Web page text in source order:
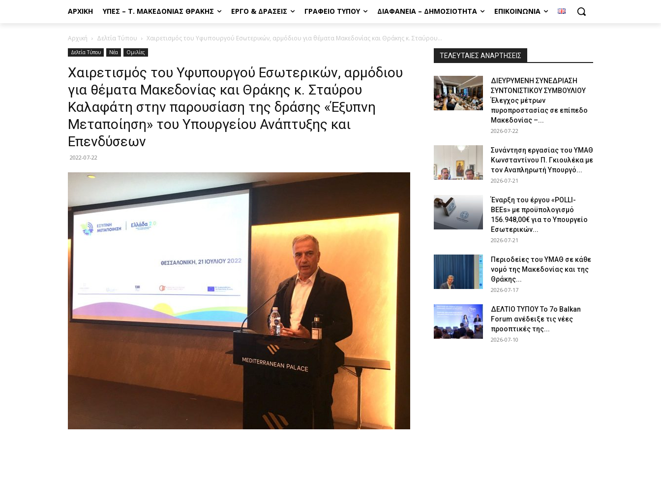
ΑΡΧΙΚΉ ΥΠΕΣ – Τ. ΜΑΚΕΔΟΝΊΑΣ ΘΡΆΚΗΣ ΈΡΓΟ & ΔΡΆΣΕΙΣ ΓΡΑΦΕΊΟ ΤΎΠΟΥ ΔΙΑΦΆΝΕΙΑ – ΔΗΜΟΣΙΌΤΗΤΑ ΕΠΙΚΟΙΝΩΝΊΑ
Αρχική Δελτία Τύπου Χαιρετισμός του Υφυπουργού Εσωτερικών, αρμόδιου για θέματα Μακεδονίας και Θράκης κ. Σταύρου...
Δελτία Τύπου Νέα Ομιλίες
Χαιρετισμός του Υφυπουργού Εσωτερικών, αρμόδιου
για θέματα Μακεδονίας και Θράκης κ. Σταύρου
Καλαφάτη στην παρουσίαση της δράσης «Έξυπνη
Μεταποίηση» του Υπουργείου Ανάπτυξης και
Επενδύσεων
2022-07-22
ΤΕΛΕΥΤΑΙΕΣ ΑΝΑΡΤΗΣΕΙΣ
ΔΙΕΥΡΥΜΕΝΗ ΣΥΝΕΔΡΙΑΣΗ
ΣΥΝΤΟΝΙΣΤΙΚΟΥ ΣΥΜΒΟΥΛΙΟΥ
Έλεγχος μέτρων
πυροπροστασίας σε επίπεδο
Μακεδονίας –...
2026-07-22
Συνάντηση εργασίας του ΥΜΑΘ
Κωνσταντίνου Π. Γκιουλέκα με
τον Αναπληρωτή Υπουργό...
2026-07-21
Έναρξη του έργου «POLLI-
BEEs» με προϋπολογισμό
156.948,00€ για το Υπουργείο
Εσωτερικών...
2026-07-21
Περιοδείες του ΥΜΑΘ σε κάθε
νομό της Μακεδονίας και της
Θράκης...
2026-07-17
ΔΕΛΤΙΟ ΤΥΠΟΥ Το 7ο Balkan
Forum ανέδειξε τις νέες
προοπτικές της...
2026-07-10